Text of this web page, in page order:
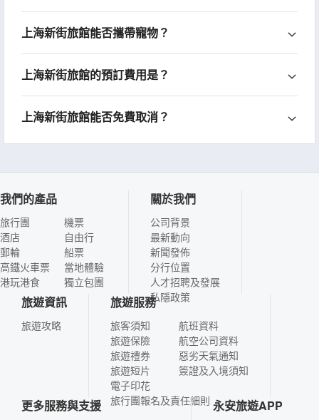
上海新街旅館能否攜帶寵物？
上海新街旅館的預訂費用是？
上海新街旅館能否免費取消？
我們的產品
旅行團
酒店
郵輪
高鐵火車票
港玩港食
機票
自由行
船票
當地體驗
獨立包團
關於我們
公司背景
最新動向
新聞發佈
分行位置
人才招聘及發展
私隱政策
旅遊資訊
旅遊攻略
旅遊服務
旅客須知
旅遊保險
旅遊禮券
旅遊短片
電子印花
航班資料
航空公司資料
惡劣天氣通知
簽證及入境須知
旅行團報名及責任細則
更多服務與支援 永安旅遊APP